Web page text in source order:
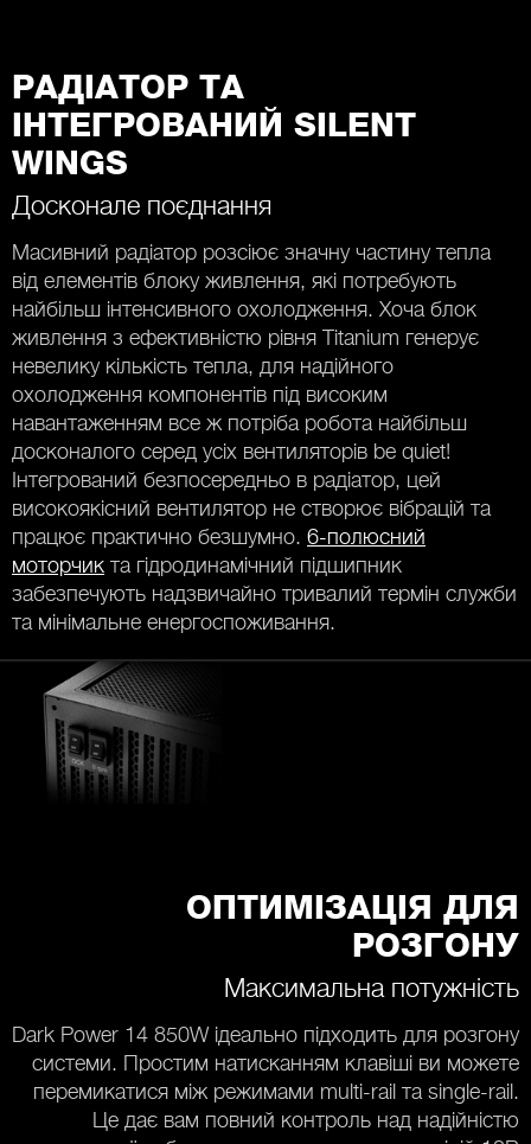
РАДІАТОР ТА
ІНТЕГРОВАНИЙ SILENT
WINGS
Досконале поєднання
Масивний радіатор розсіює значну частину тепла
від елементів блоку живлення, які потребують
найбільш інтенсивного охолодження. Хоча блок
живлення з ефективністю рівня Titanium генерує
невелику кількість тепла, для надійного
охолодження компонентів під високим
навантаженням все ж потріба робота найбільш
досконалого серед усіх вентиляторів be quiet!
Інтегрований безпосередньо в радіатор, цей
високоякісний вентилятор не створює вібрацій та
працює практично безшумно. 6-полюсний
моторчик та гідродинамічний підшипник
забезпечують надзвичайно тривалий термін служби
та мінімальне енергоспоживання.
ОПТИМІЗАЦІЯ ДЛЯ
РОЗГОНУ
Максимальна потужність
Dark Power 14 850W ідеально підходить для розгону
системи. Простим натисканням клавіші ви можете
перемикатися між режимами multi-rail та single-rail.
Це дає вам повний контроль над надійністю